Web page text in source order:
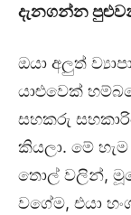
දැනගන්න
ඔයා අලුත්
යාළුවෙක්
සහකරු
කියලා. මේ
තොල් වලින්,
වගේම, එයා